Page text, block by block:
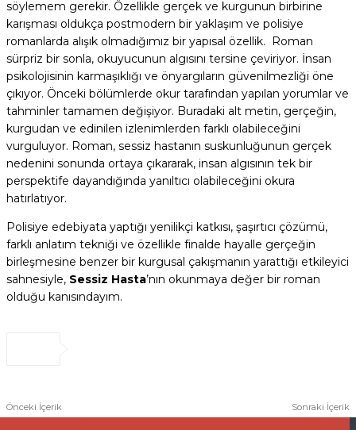
söylemem gerekir. Özellikle gerçek ve kurgunun birbirine
karışması oldukça postmodern bir yaklaşım ve polisiye
romanlarda alışık olmadığımız bir yapısal özellik. Roman
sürpriz bir sonla, okuyucunun algısını tersine çeviriyor. İnsan
psikolojisinin karmaşıklığı ve önyargıların güvenilmezliği öne
çıkıyor. Önceki bölümlerde okur tarafından yapılan yorumlar ve
tahminler tamamen değişiyor. Buradaki alt metin, gerçeğin,
kurgudan ve edinilen izlenimlerden farklı olabileceğini
vurguluyor. Roman, sessiz hastanın suskunluğunun gerçek
nedenini sonunda ortaya çıkararak, insan algısının tek bir
perspektife dayandığında yanıltıcı olabileceğini okura
hatırlatıyor.
Polisiye edebiyata yaptığı yenilikçi katkısı, şaşırtıcı çözümü,
farklı anlatım tekniği ve özellikle finalde hayalle gerçeğin
birleşmesine benzer bir kurgusal çakışmanın yarattığı etkileyici
sahnesiyle, Sessiz Hasta’nın okunmaya değer bir roman
olduğu kanısındayım.
Önceki İçerik Sonraki İçerik